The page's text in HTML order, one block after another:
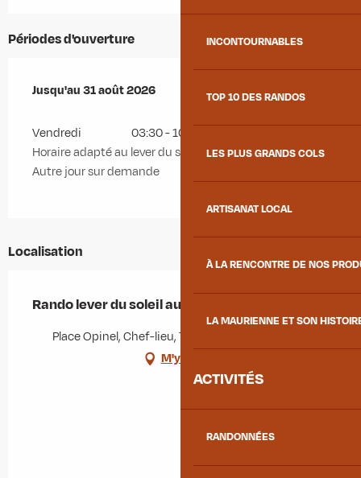
INCONTOURNABLES
TOP 10 DES RANDOS
LES PLUS GRANDS COLS
ARTISANAT LOCAL
À LA RENCONTRE DE NOS
LA MAURIENNE ET SON
ACTIVITÉS
RANDONNÉES
Périodes d'ouverture
Du1 juin 2026au31 août 2026
Jusqu'au31 août 2026
Vendredi
03:30 - 10:30
Horaire adapté au lever du soleil
Autre jour sur demande
Localisation
Rando lever du soleil aux Aiguilles
Place Opinel, Chef-lieu, 73300 Albiez-Montrond
M'y rendre